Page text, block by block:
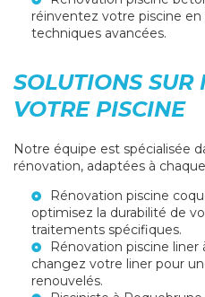
réinventez votre piscine
techniques avancées.
SOLUTIONS SUR
VOTRE PISCINE
Notre équipe est spécialisée
rénovation, adaptées à
Rénovation piscine
optimisez la durabilité de
traitements spécifiques.
Rénovation piscine
changez votre liner pour
renouvelés.